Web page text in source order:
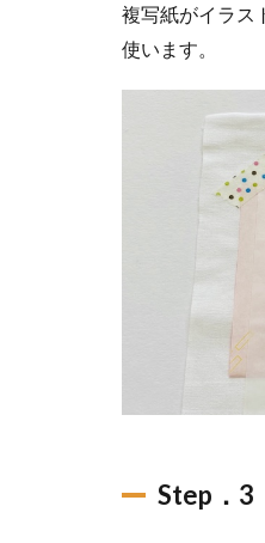
複写紙がイラス
使います。
Step．3